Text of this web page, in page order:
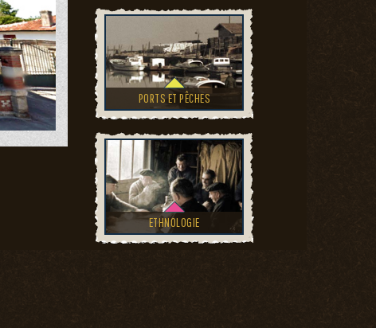
PORTS ET PÊCHES
ETHNOLOGIE